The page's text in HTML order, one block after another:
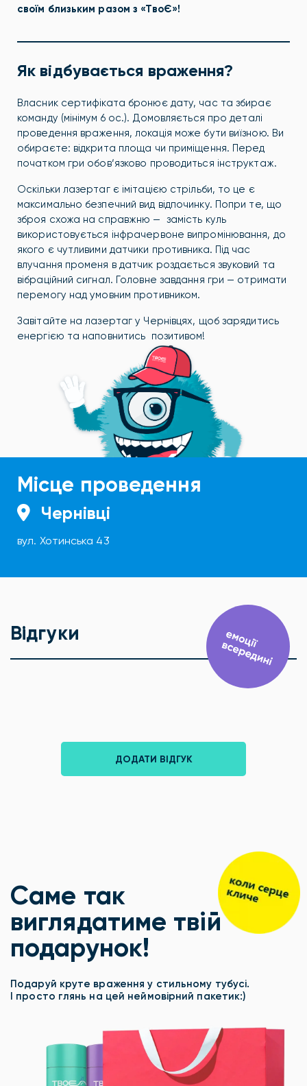
своїм близьким разом з «ТвоЄ»!
Як відбувається враження?
Власник сертифіката бронює дату, час та збирає
команду (мінімум 6 ос.). Домовляється про деталі
проведення враження, локація може бути виїзною. Ви
обираєте: відкрита площа чи приміщення. Перед
початком гри обов‘язково проводиться інструктаж.
Оскільки лазертаг є імітацією стрільби, то це є
максимально безпечний вид відпочинку. Попри те, що
зброя схожа на справжню — замість куль
використовується інфрачервоне випромінювання, до
якого є чутливими датчики противника. Під час
влучання променя в датчик роздається звуковий та
вібраційний сигнал. Головне завдання гри — отримати
перемогу над умовним противником.
Завітайте на лазертаг у Чернівцях, щоб зарядитись
енергією та наповнитись позитивом!
Місце проведення
Чернівці
вул. Хотинська 43
Відгуки
ДОДАТИ ВІДГУК
Саме так
виглядатиме твій
подарунок!
Подаруй круте враження у стильному тубусі.
І просто глянь на цей неймовірний пакетик:)